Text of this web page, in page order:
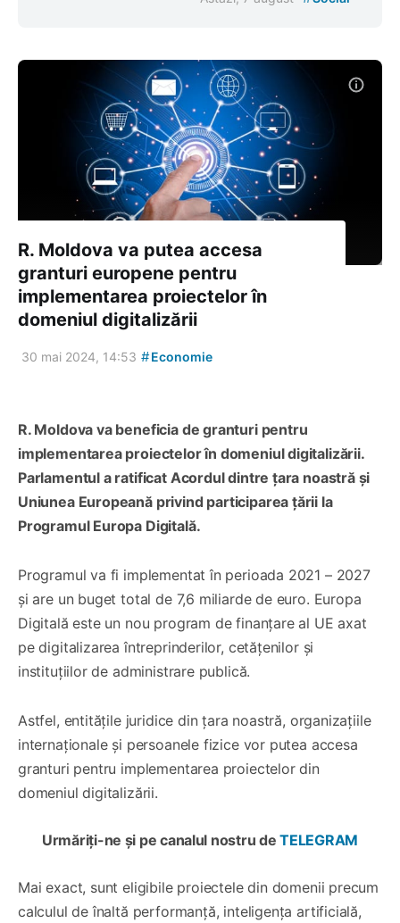
R. Moldova va putea accesa
granturi europene pentru
implementarea proiectelor în
domeniul digitalizării
30 mai 2024, 14:53 #Economie
R. Moldova va beneficia de granturi pentru
implementarea proiectelor în domeniul digitalizării.
Parlamentul a ratificat Acordul dintre țara noastră și
Uniunea Europeană privind participarea țării la
Programul Europa Digitală.
Programul va fi implementat în perioada 2021 – 2027
și are un buget total de 7,6 miliarde de euro. Europa
Digitală este un nou program de finanțare al UE axat
pe digitalizarea întreprinderilor, cetățenilor și
instituțiilor de administrare publică.
Astfel, entitățile juridice din țara noastră, organizațiile
internaționale și persoanele fizice vor putea accesa
granturi pentru implementarea proiectelor din
domeniul digitalizării.
Urmăriți-ne și pe canalul nostru de TELEGRAM
Mai exact, sunt eligibile proiectele din domenii precum
calculul de înaltă performanță, inteligența artificială,